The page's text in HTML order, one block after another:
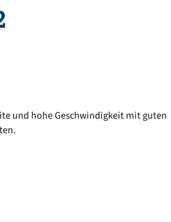
und hohe Geschwindigkeit mit guten